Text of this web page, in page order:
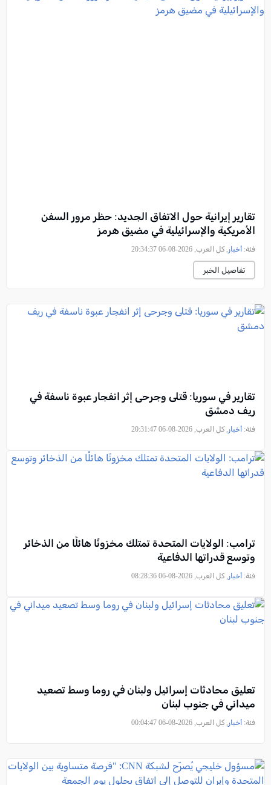
تقارير إيرانية حول الاتفاق الجديد: حظر مرور السفن
الأمريكية والإسرائيلية في مضيق هرمز
فئة: أخبار , كل العرب, 2026-08-06 20:34:37
تفاصيل الخبر
تقارير في سوريا: قتلى وجرحى إثر انفجار عبوة ناسفة في
ريف دمشق
فئة: أخبار , كل العرب, 2026-08-06 20:31:47
ترامب: الولايات المتحدة تمتلك مخزونًا هائلًا من الذخائر
وتوسع قدراتها الدفاعية
فئة: أخبار , كل العرب, 2026-08-06 08:28:36
تعليق محادثات إسرائيل ولبنان في روما وسط تصعيد
ميداني في جنوب لبنان
فئة: أخبار , كل العرب, 2026-08-06 00:04:47